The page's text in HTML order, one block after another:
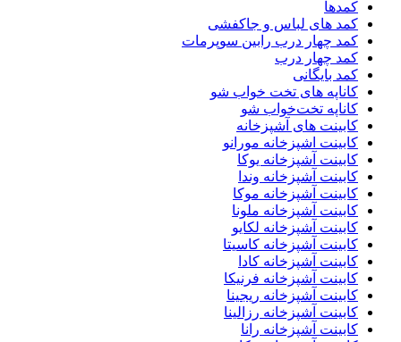
کمدها
کمد های لباس و جاکفشی
کمد چهار درب رابین سوپرمات
کمد چهار درب
کمد بایگانی
کاناپه های تخت خواب شو
کاناپه تخت‌خواب شو
کابینت های آشپزخانه
کابینت اشپزخانه مورانو
کابینت آشپزخانه یوکا
کابینت آشپزخانه وندا
کابینت آشپزخانه موکا
کابینت آشپزخانه ملونا
کابینت آشپزخانه لکایو
کابینت آشپزخانه کاسیتا
کابینت آشپزخانه کادا
کابینت آشپزخانه فرنیکا
کابینت آشپزخانه ریجینا
کابینت آشپزخانه رزالینا
کابینت آشپزخانه رانا